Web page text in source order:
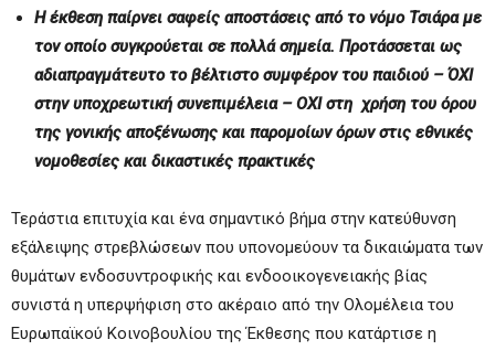
Η έκθεση παίρνει σαφείς αποστάσεις από το νόμο Τσιάρα με
τον οποίο συγκρούεται σε πολλά σημεία. Προτάσσεται ως
αδιαπραγμάτευτο το βέλτιστο συμφέρον του παιδιού – ΌΧΙ
στην υποχρεωτική συνεπιμέλεια – ΟΧΙ στη χρήση του όρου
της γονικής αποξένωσης και παρομοίων όρων στις εθνικές
νομοθεσίες και δικαστικές πρακτικές
Τεράστια επιτυχία και ένα σημαντικό βήμα στην κατεύθυνση
εξάλειψης στρεβλώσεων που υπονομεύουν τα δικαιώματα των
θυμάτων ενδοσυντροφικής και ενδοοικογενειακής βίας
συνιστά η υπερψήφιση στο ακέραιο από την Ολομέλεια του
Ευρωπαϊκού Κοινοβουλίου της Έκθεσης που κατάρτισε η